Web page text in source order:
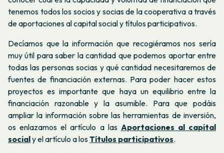
tenemos todos los socios y socias de la cooperativa a través
de aportaciones al capital social y títulos participativos.
Decíamos que la información que recogiéramos nos sería
muy útil para saber la cantidad que podemos aportar entre
todas las personas socias y qué cantidad necesitaremos de
fuentes de financiación externas. Para poder hacer estos
proyectos es importante que haya un equilibrio entre la
financiación razonable y la asumible.
Para que podáis
ampliar la información sobre las herramientas de inversión,
os enlazamos el artículo a las Aportaciones al capital
socialy el artículo a losTítulos participativos.